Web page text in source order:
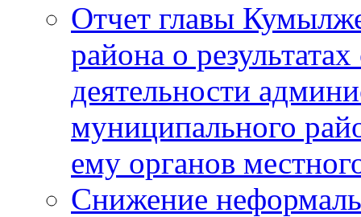
Отчет главы
района о
деятельности
муниципального
ему органов
Снижение